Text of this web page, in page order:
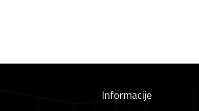
Informacije